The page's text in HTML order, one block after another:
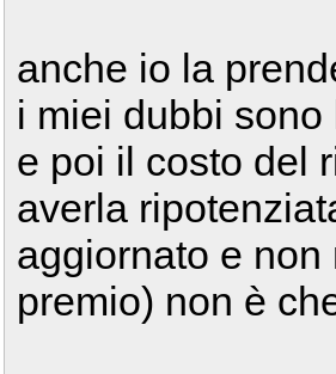
anche io la
i miei dubbi
e poi il costo del
averla
aggiornato e
premio) non è